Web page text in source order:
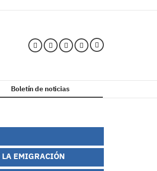
Boletín de noticias
EMIGRACIÓN